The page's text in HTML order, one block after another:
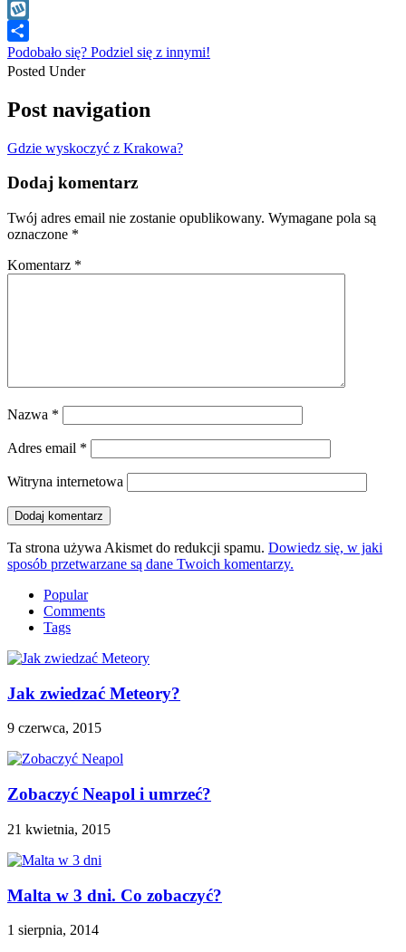
WhatsApp
Wykop
Podobało się? Podziel się z innymi!
Posted Under
Post navigation
Gdzie wyskoczyć z Krakowa?
Dodaj komentarz
Twój adres email nie zostanie opublikowany. Wymagane pola są
oznaczone *
Komentarz *
Nazwa *
Adres email *
Witryna internetowa
Ta strona używa Akismet do redukcji spamu. Dowiedz się, w jaki
sposób przetwarzane są dane Twoich komentarzy.
Popular
Comments
Tags
Jak zwiedzać Meteory?
9 czerwca, 2015
Zobaczyć Neapol i umrzeć?
21 kwietnia, 2015
Malta w 3 dni. Co zobaczyć?
1 sierpnia, 2014